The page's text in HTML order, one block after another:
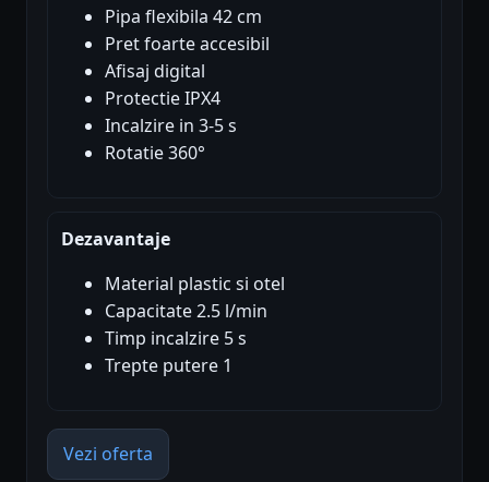
Pipa flexibila 42 cm
Pret foarte accesibil
Afisaj digital
Protectie IPX4
Incalzire in 3-5 s
Rotatie 360°
Dezavantaje
Material plastic si otel
Capacitate 2.5 l/min
Timp incalzire 5 s
Trepte putere 1
Vezi oferta